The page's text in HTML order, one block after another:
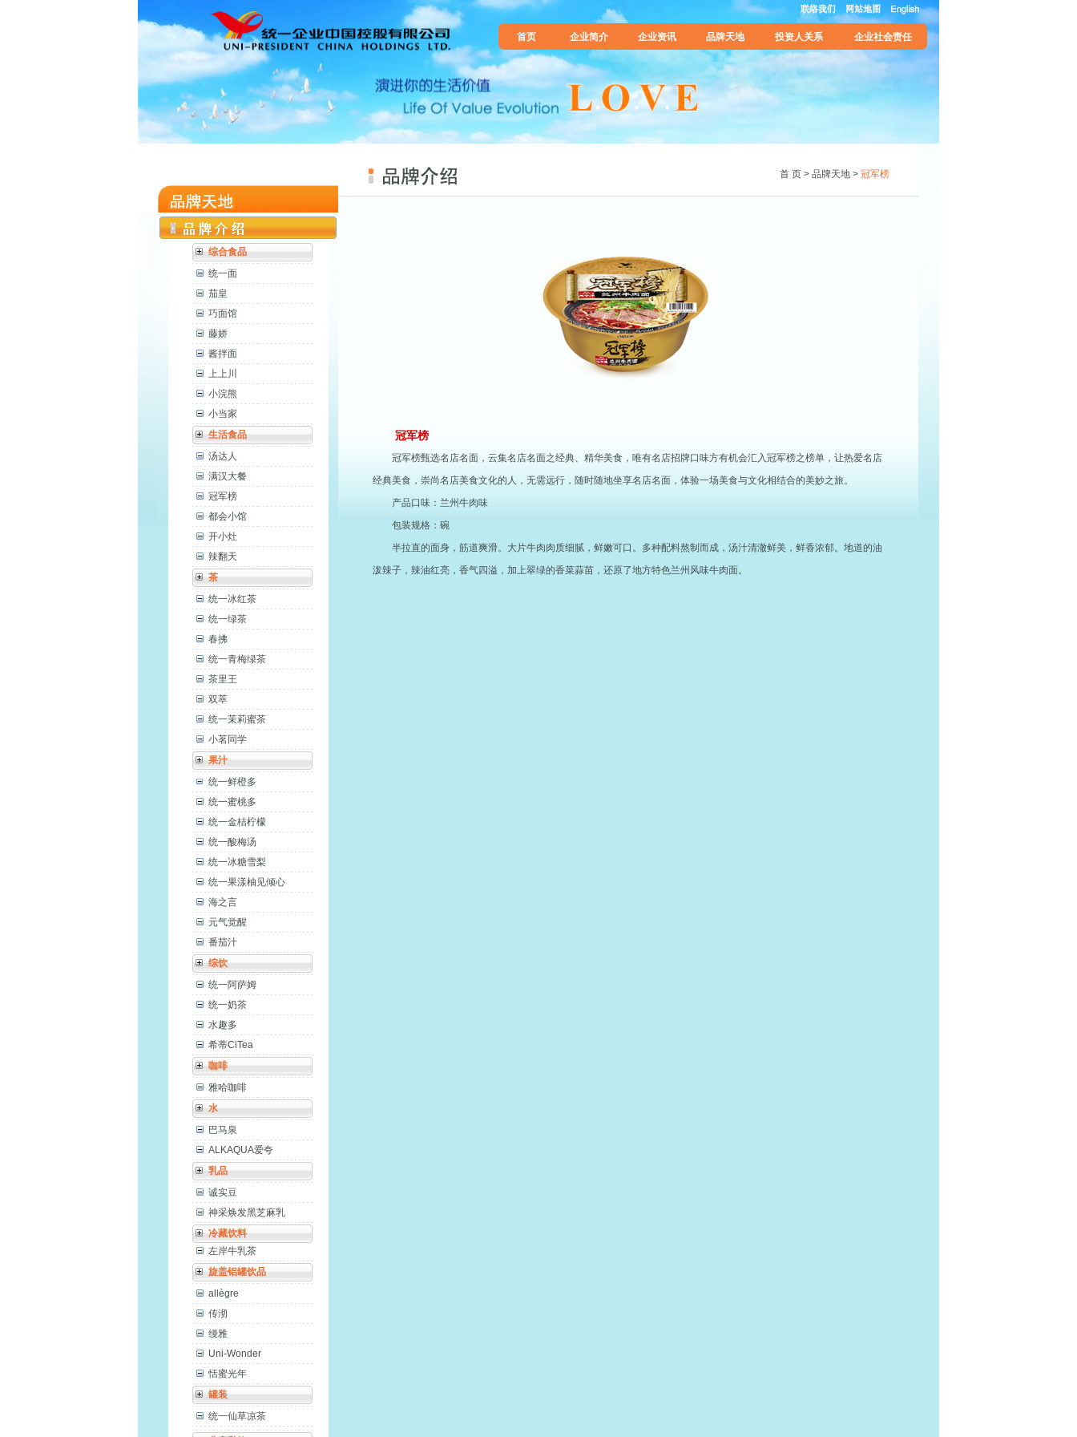
首页 企业简介 企业资讯 品牌天地 投资人关系 企业社会责任
综合食品
统一面
茄皇
巧面馆
藤娇
酱拌面
上上川
小浣熊
小当家
生活食品
汤达人
满汉大餐
冠军榜
都会小馆
开小灶
辣翻天
茶
统一冰红茶
统一绿茶
春拂
统一青梅绿茶
茶里王
双萃
统一茉莉蜜茶
小茗同学
果汁
统一鲜橙多
统一蜜桃多
统一金桔柠檬
统一酸梅汤
统一冰糖雪梨
统一果漾柚见倾心
海之言
元气觉醒
番茄汁
综饮
统一阿萨姆
统一奶茶
水趣多
希蒂CiTea
咖啡
雅哈咖啡
水
巴马泉
ALKAQUA爱夸
乳品
诚实豆
神采焕发黑芝麻乳
冷藏饮料
左岸牛乳茶
旋盖铝罐饮品
allègre
传沏
缦雅
Uni-Wonder
恬蜜光年
罐装
统一仙草凉茶
首 页> 品牌天地> 冠军榜
冠军榜
冠军榜甄选名店名面，云集名店名面之经典、精华美食，唯有名店招牌口味方有机会汇入冠军榜之榜单，让热爱名店
经典美食，崇尚名店美食文化的人，无需远行，随时随地坐享名店名面，体验一场美食与文化相结合的美妙之旅。
产品口味：兰州牛肉味
包装规格：碗
半拉直的面身，筋道爽滑。大片牛肉肉质细腻，鲜嫩可口。多种配料熬制而成，汤汁清澈鲜美，鲜香浓郁。地道的油
泼辣子，辣油红亮，香气四溢，加上翠绿的香菜蒜苗，还原了地方特色兰州风味牛肉面。